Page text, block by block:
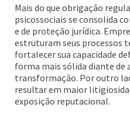
Mais do que obrigação
psicossociais se consolida
e de proteção jurídica.
estruturam seus processos
fortalecer sua capacidade
forma mais sólida diante
transformação. Por outro
resultar em maior
exposição reputacional.